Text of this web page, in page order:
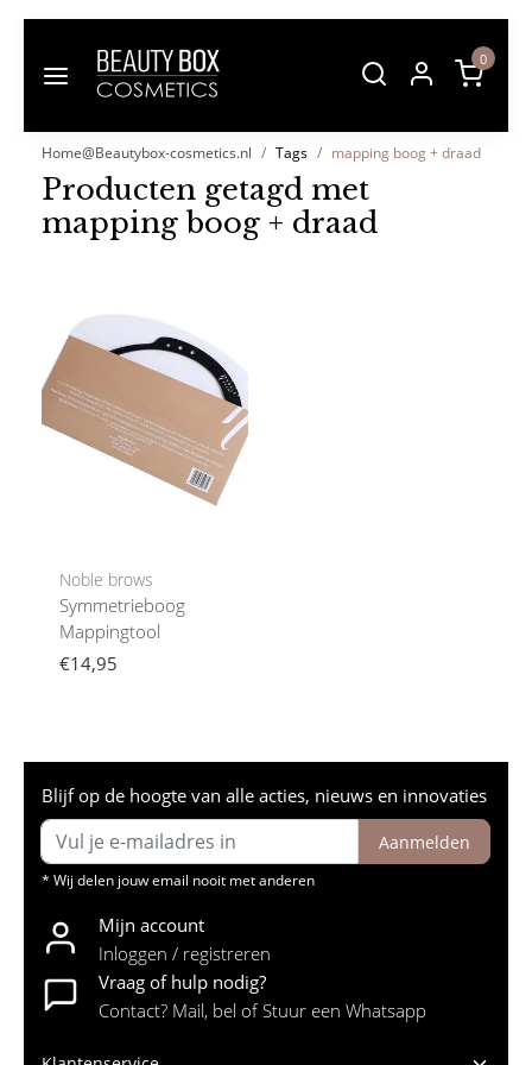
0
Home@Beautybox-cosmetics.nl Tags mapping boog + draad
Producten getagd met
mapping boog + draad
Noble brows
Symmetrieboog
Mappingtool
€14,95
Blijf op de hoogte van alle acties, nieuws en innovaties
Aanmelden
* Wij delen jouw email nooit met anderen
Mijn account
Inloggen / registreren
Vraag of hulp nodig?
Contact? Mail, bel of Stuur een Whatsapp